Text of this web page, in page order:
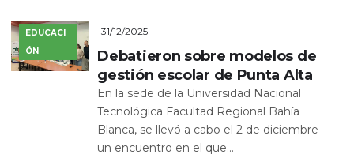
EDUCACI
ÓN
31/12/2025
Debatieron sobre modelos de
gestión escolar de Punta Alta
En la sede de la Universidad Nacional
Tecnológica Facultad Regional Bahía
Blanca, se llevó a cabo el 2 de diciembre
un encuentro en el que...